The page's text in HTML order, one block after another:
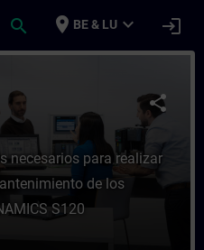
search place BE & LU expand_more login
- Training -
share
necesarios para realizar
de los
S120